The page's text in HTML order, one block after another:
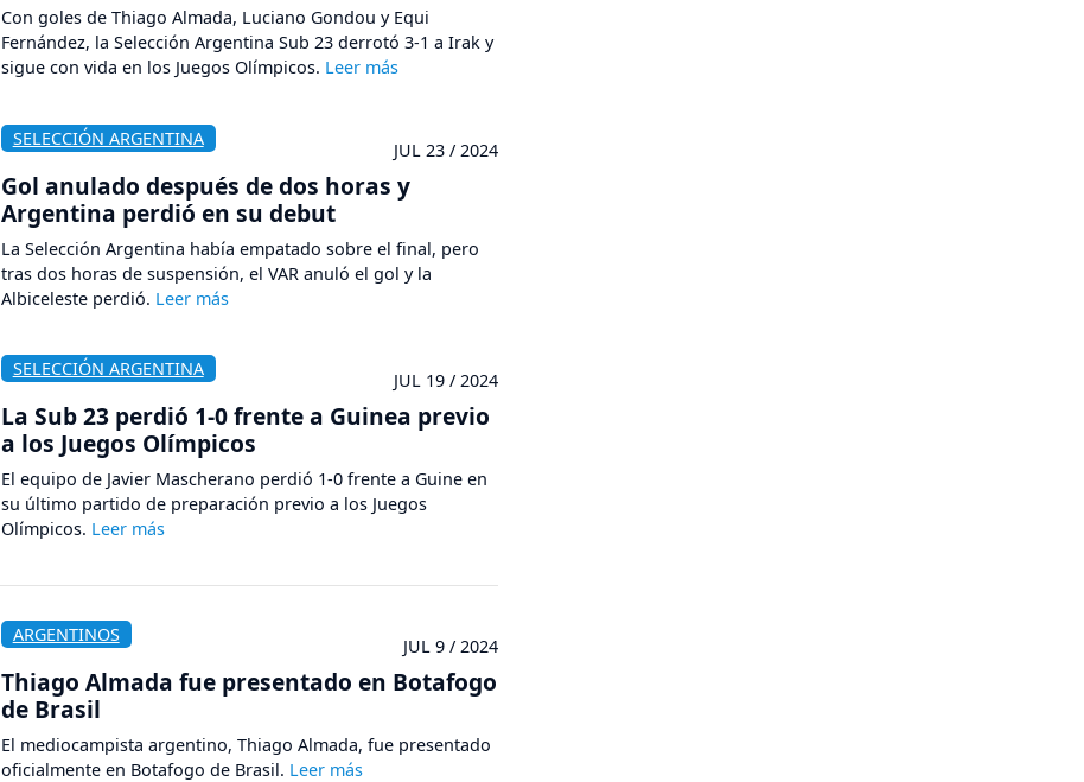
Con goles de Thiago Almada, Luciano Gondou y Equi
Fernández, la Selección Argentina Sub 23 derrotó 3-1 a Irak y
sigue con vida en los Juegos Olímpicos.
SELECCIÓN ARGENTINA
JUL 23 / 2024
Gol anulado después de dos horas y
Argentina perdió en su debut
La Selección Argentina había empatado sobre el final, pero
tras dos horas de suspensión, el VAR anuló el gol y la
Albiceleste perdió.
SELECCIÓN ARGENTINA
JUL 19 / 2024
La Sub 23 perdió 1-0 frente a Guinea previo
a los Juegos Olímpicos
El equipo de Javier Mascherano perdió 1-0 frente a Guine en
su último partido de preparación previo a los Juegos
Olímpicos.
ARGENTINOS
JUL 9 / 2024
Thiago Almada fue presentado en Botafogo
de Brasil
El mediocampista argentino, Thiago Almada, fue presentado
oficialmente en Botafogo de Brasil.